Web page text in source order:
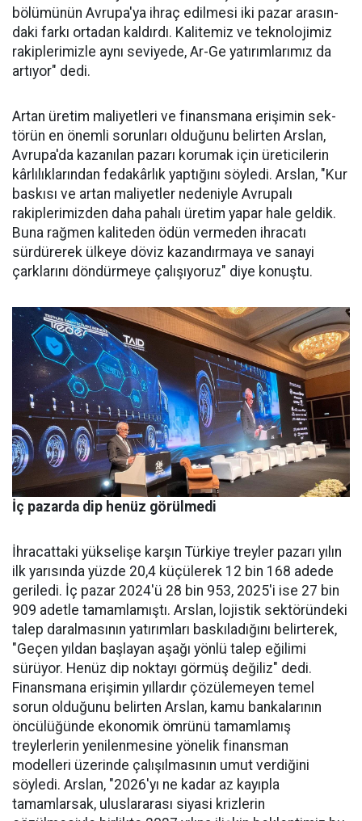
bölümünün Avru­pa'ya ihraç edilme­si iki pazar arasın­
daki farkı ortadan kaldırdı. Kalitemiz ve teknolojimiz
ra­kiplerimizle aynı seviyede, Ar-Ge ya­tırımlarımız da
ar­tıyor" dedi.
Artan üretim ma­liyetleri ve finans­mana erişimin sek­
törün en önemli sorunları oldu­ğunu belirten Arslan,
Avrupa'da kazanılan pazarı korumak için üreticilerin
kârlılıklarından fe­dakârlık yaptığını söyledi. Arslan, "Kur
baskısı ve artan maliyetler nedeniyle Avrupalı
rakiplerimiz­den daha pahalı üretim yapar ha­le geldik.
Buna rağmen kaliteden ödün vermeden ihracatı
sürdüre­rek ülkeye döviz kazandırmaya ve sanayi
çarklarını döndürmeye ça­lışıyoruz" diye konuştu.
İç pazarda dip henüz görülmedi
İhracattaki yükselişe karşın Türkiye treyler pazarı yılın
ilk yarısında yüzde 20,4 küçülerek 12 bin 168 adede
geriledi. İç pa­zar 2024'ü 28 bin 953, 2025'i ise 27 bin
909 adetle tamamlamış­tı. Arslan, lojistik sektöründeki
talep daralmasının yatırımları baskıladığını belirterek,
"Geçen yıldan başlayan aşağı yönlü talep eğilimi
sürüyor. Henüz dip nok­tayı görmüş değiliz" dedi.
Finans­mana erişimin yıllardır çözüle­meyen temel
sorun olduğunu be­lirten Arslan, kamu bankalarının
öncülüğünde ekonomik ömrü­nü tamamlamış
treylerlerin ye­nilenmesine yönelik finansman
modelleri üzerinde çalışılması­nın umut verdiğini
söyledi. Ars­lan, "2026'yı ne kadar az kayıpla
tamamlarsak, uluslararası siya­si krizlerin